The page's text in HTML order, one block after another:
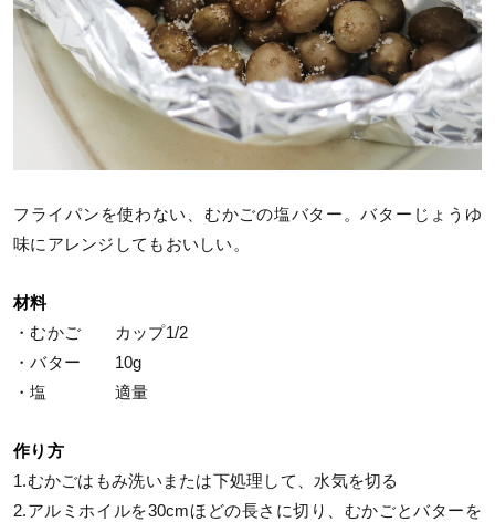
フライパンを使わない、むかごの塩バター。バターじょうゆ
味にアレンジしてもおいしい。
材料
・むかご カップ1/2
・バター 10g
・塩 適量
作り方
1.むかごはもみ洗いまたは下処理して、水気を切る
2.アルミホイルを30cmほどの長さに切り、むかごとバターを